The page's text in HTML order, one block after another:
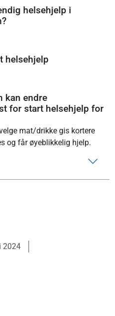
helsehjelp i
helsehjelp
kan endre
for start helsehjelp for
mat/drikke gis kortere
og får øyeblikkelig hjelp.
2024